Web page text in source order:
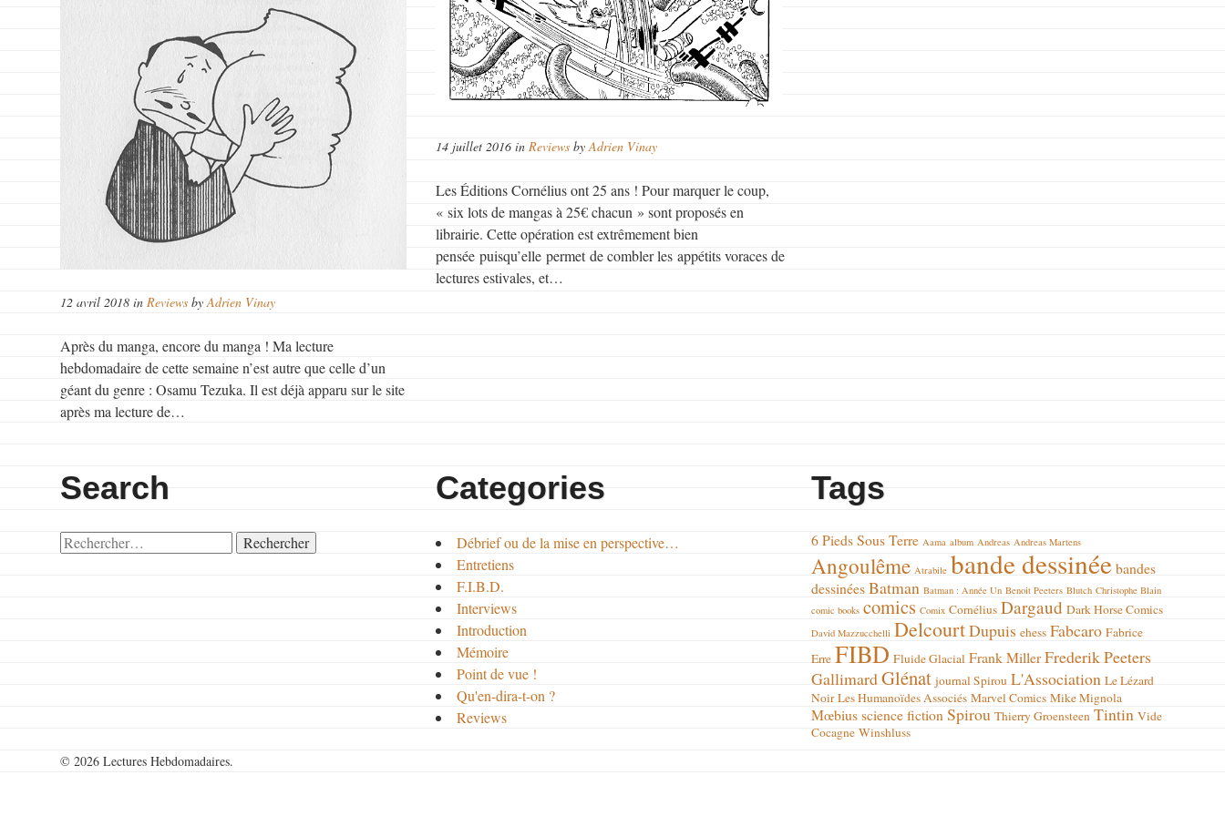
12 avril 2018 inReviews byAdrien Vinay
Après du manga, encore du manga ! Ma lecture
hebdomadaire de cette semaine n’est autre que celle d’un
géant du genre : Osamu Tezuka. Il est déjà apparu sur le site
après ma lecture de…
14 juillet 2016 inReviews byAdrien Vinay
Les Éditions Cornélius ont 25 ans ! Pour marquer le coup,
« six lots de mangas à 25€ chacun » sont proposés en
librairie. Cette opération est extrêmement bien
pensée puisqu’elle permet de combler les appétits voraces de
lectures estivales, et…
Search
Rechercher :
Categories
Débrief ou de la mise en perspective…
Entretiens
F.I.B.D.
Interviews
Introduction
Mémoire
Point de vue !
Qu'en-dira-t-on ?
Reviews
Tags
6 Pieds Sous Terre Aama album Andreas Andreas Martens
Angoulême Atrabile bande dessinée bandes
dessinées Batman Batman : Année Un Benoit Peeters Blutch Christophe Blain
comic books comics Comix Cornélius Dargaud Dark Horse Comics
David Mazzucchelli DelcourtDupuis ehess Fabcaro Fabrice
Erre FIBD Fluide Glacial Frank MillerFrederik Peeters
GallimardGlénat journal Spirou L'Association Le Lézard
Noir Les Humanoïdes Associés Marvel Comics Mike Mignola
Mœbius science fiction Spirou Thierry Groensteen Tintin Vide
Cocagne Winshluss
© 2026 Lectures Hebdomadaires.